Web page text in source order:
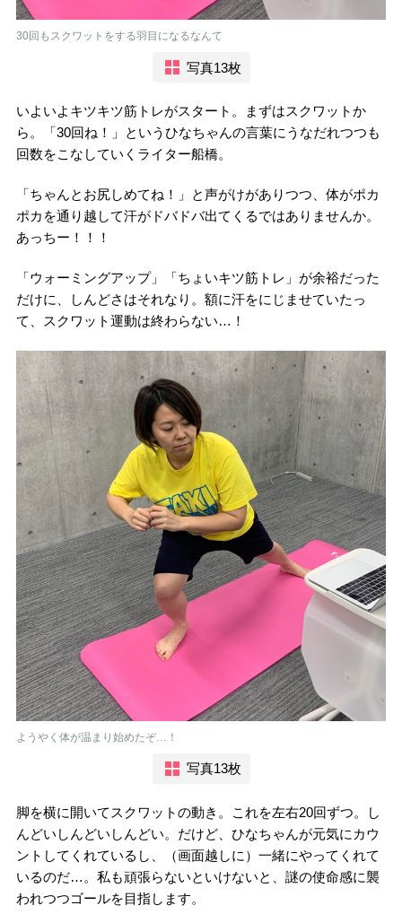
30回もスクワットをする羽目になるなんて
写真13枚
いよいよキツキツ筋トレがスタート。まずはスクワットか
ら。「30回ね！」というひなちゃんの言葉にうなだれつつも
回数をこなしていくライター船橋。
「ちゃんとお尻しめてね！」と声がけがありつつ、体がポカ
ポカを通り越して汗がドバドバ出てくるではありませんか。
あっちー！！！
「ウォーミングアップ」「ちょいキツ筋トレ」が余裕だった
だけに、しんどさはそれなり。額に汗をにじませていたっ
て、スクワット運動は終わらない…！
ようやく体が温まり始めたぞ…！
写真13枚
脚を横に開いてスクワットの動き。これを左右20回ずつ。し
んどいしんどいしんどい。だけど、ひなちゃんが元気にカウ
ントしてくれているし、（画面越しに）一緒にやってくれて
いるのだ…。私も頑張らないといけないと、謎の使命感に襲
われつつゴールを目指します。